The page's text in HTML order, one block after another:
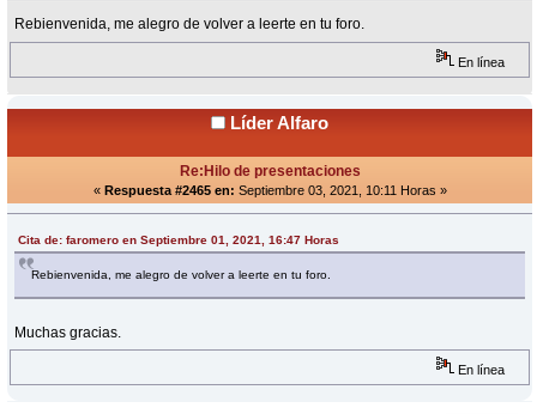
Rebienvenida, me alegro de volver a leerte en tu foro.
En línea
Líder Alfaro
Re:Hilo de presentaciones
« Respuesta #2465 en: Septiembre 03, 2021, 10:11 Horas »
Cita de: faromero en Septiembre 01, 2021, 16:47 Horas
Rebienvenida, me alegro de volver a leerte en tu foro.
Muchas gracias.
En línea